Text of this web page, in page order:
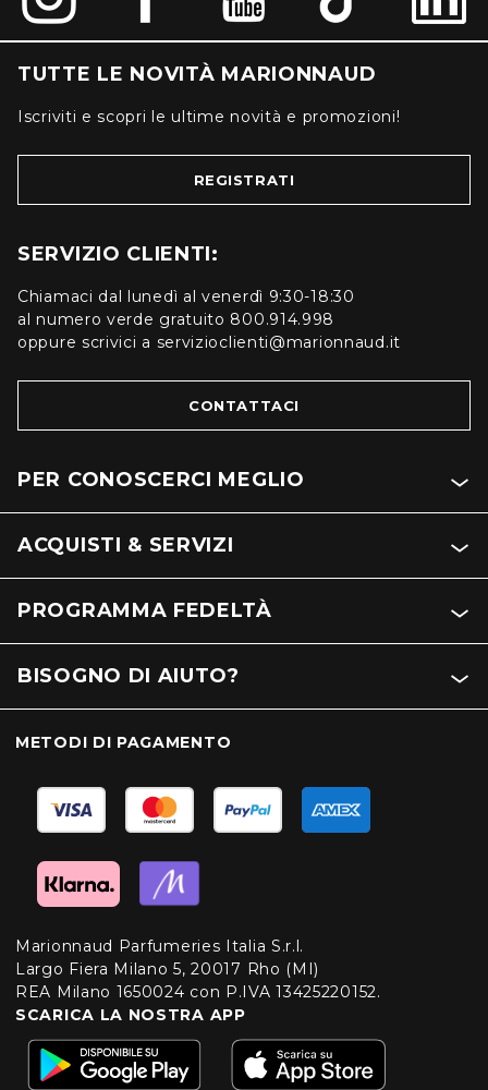
TUTTE LE NOVITÀ MARIONNAUD
Iscriviti e scopri le ultime novità e promozioni!
REGISTRATI
SERVIZIO CLIENTI:
Chiamaci dal lunedì al venerdì 9:30-18:30
al numero verde gratuito 800.914.998
oppure scrivici a servizioclienti@marionnaud.it
CONTATTACI
PER CONOSCERCI MEGLIO
ACQUISTI & SERVIZI
PROGRAMMA FEDELTÀ
BISOGNO DI AIUTO?
METODI DI PAGAMENTO
Marionnaud Parfumeries Italia S.r.l.
Largo Fiera Milano 5, 20017 Rho (MI)
REA Milano 1650024 con P.IVA 13425220152.
SCARICA LA NOSTRA APP